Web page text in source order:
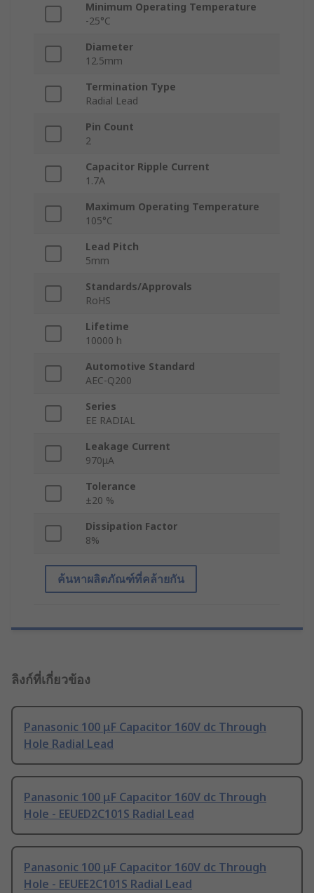
Minimum Operating Temperature
-25°C
Diameter
12.5mm
Termination Type
Radial Lead
Pin Count
2
Capacitor Ripple Current
1.7A
Maximum Operating Temperature
105°C
Lead Pitch
5mm
Standards/Approvals
RoHS
Lifetime
10000 h
Automotive Standard
AEC-Q200
Series
EE RADIAL
Leakage Current
970μA
Tolerance
±20 %
Dissipation Factor
8%
ค้นหาผลิตภัณฑ์ที่คล้ายกัน
ลิงก์ที่เกี่ยวข้อง
Panasonic 100 μF Capacitor 160V dc Through
Hole Radial Lead
Panasonic 100 μF Capacitor 160V dc Through
Hole - EEUED2C101S Radial Lead
Panasonic 100 μF Capacitor 160V dc Through
Hole - EEUEE2C101S Radial Lead